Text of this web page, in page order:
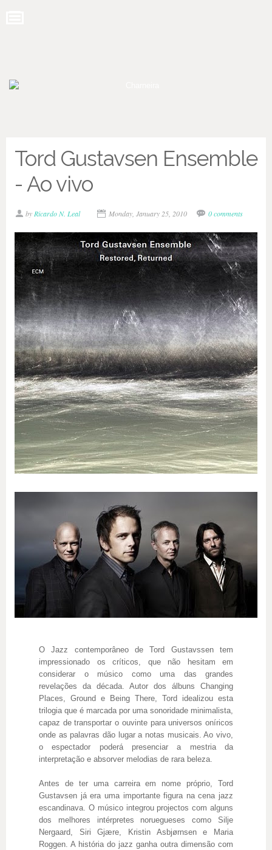
Tord Gustavsen Ensemble
- Ao vivo
by Ricardo N. Leal Monday, January 25, 2010 0 comments
O Jazz contemporâneo de Tord Gustavssen tem
impressionado os críticos, que não hesitam em
considerar o músico como uma das grandes
revelações da década. Autor dos álbuns Changing
Places, Ground e Being There, Tord idealizou esta
trilogia que é marcada por uma sonoridade minimalista,
capaz de transportar o ouvinte para universos oníricos
onde as palavras dão lugar a notas musicais. Ao vivo,
o espectador poderá presenciar a mestria da
interpretação e absorver melodias de rara beleza.
Antes de ter uma carreira em nome próprio, Tord
Gustavsen já era uma importante figura na cena jazz
escandinava. O músico integrou projectos com alguns
dos melhores intérpretes noruegueses como Silje
Nergaard, Siri Gjære, Kristin Asbjørnsen e Maria
Roggen. A história do jazz ganha outra dimensão com